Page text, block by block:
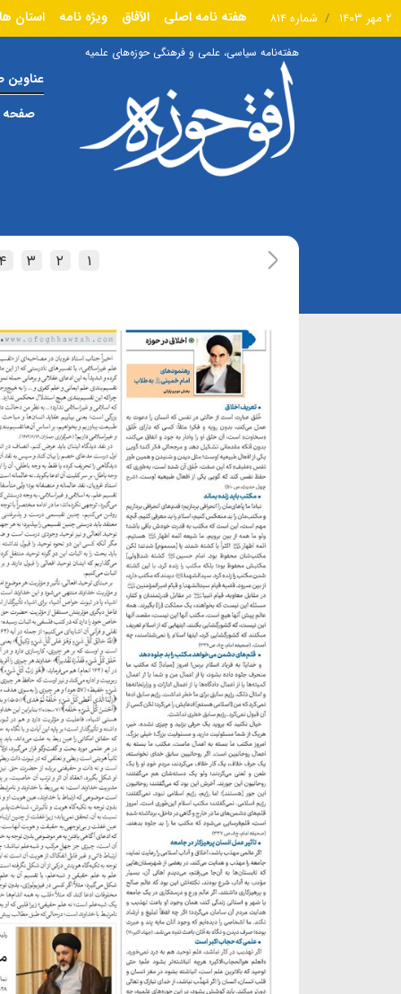
۲ مهر ۱۴۰۳ شماره ۸۱۴ هفته نامه اصلی الآفاق ویژه نامه استان ها
هفته‌نامه سیاسی، علمی و فرهنگی حوزه‌های علمیه
صفحه
۱ ۲ ۳ ۴